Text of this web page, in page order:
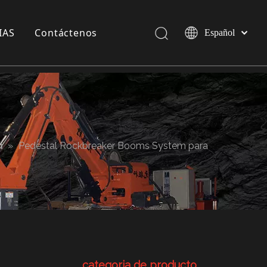
Contáctenos
Español
English
» Pedestal Rockbreaker Booms System para